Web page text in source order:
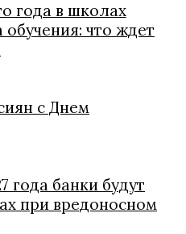
года в школах
что ждет
с Днем
года банки будут
при вредоносном